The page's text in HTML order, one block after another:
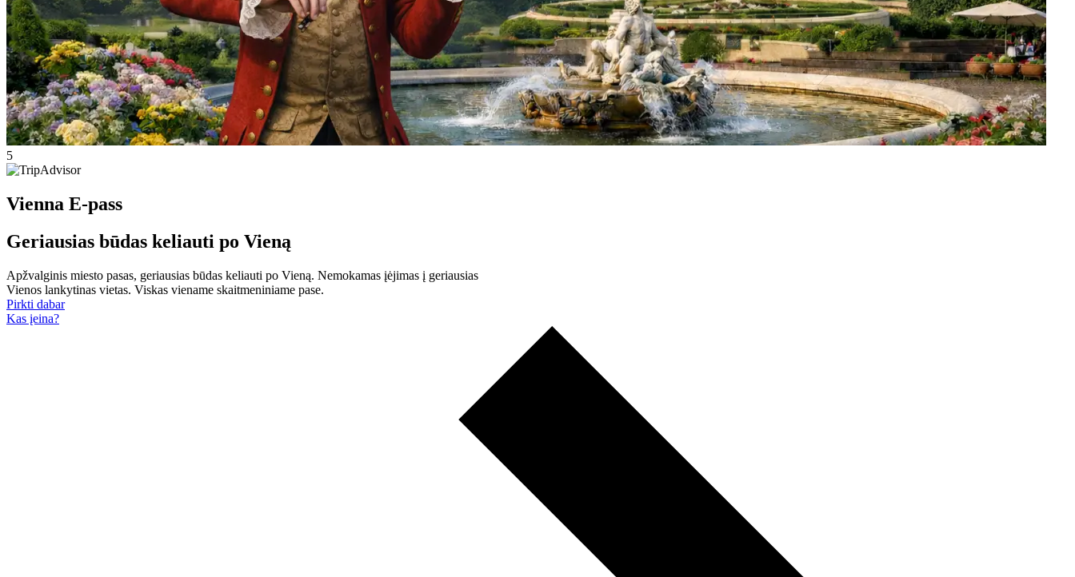
5
Vienna E-pass
Geriausias būdas keliauti po Vieną
Apžvalginis miesto pasas, geriausias būdas keliauti po Vieną. Nemokamas įėjimas į geriausias
Vienos lankytinas vietas. Viskas viename skaitmeniniame pase.
Pirkti dabar
Kas įeina?